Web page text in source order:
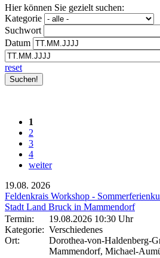
Hier können Sie gezielt suchen:
Kategorie
Suchwort
Datum
reset
1
2
3
4
weiter
19.08. 2026
Feldenkrais Workshop -
Stadt Land Bruck in Mammendorf
Termin:
19.08.2026 10:30 Uhr
Kategorie: Verschiedenes
Ort:
Dorothea-von-Haldenberg-
Mammendorf, Michael-